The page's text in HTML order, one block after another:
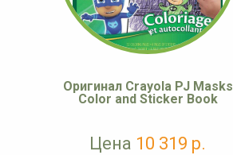
Оригинал Crayola PJ Masks
Color and Sticker Book
Цена 10 319 р.